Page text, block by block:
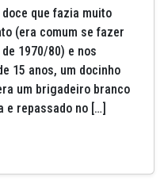
que fazia muito
(era comum se fazer
1970/80) e nos
15 anos, um docinho
um brigadeiro branco
e repassado no […]